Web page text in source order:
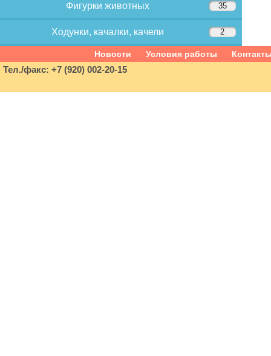
Фигурки животных 35
Ходунки, качалки, качели 2
Новости Условия работы
Тел./факс: +7 (920) 002-20-15